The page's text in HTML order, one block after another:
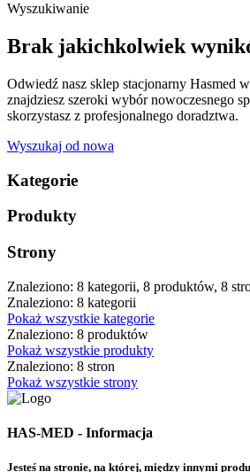
Wyszukiwanie
Brak jakichkolwiek
Odwiedź nasz sklep stacjonarny Hasmed
znajdziesz szeroki wybór nowoczesnego
skorzystasz z profesjonalnego doradztwa.
Wyszukaj od nowa
Kategorie
Produkty
Strony
Znaleziono: 8 kategorii, 8 produktów, 8
Znaleziono: 8 kategorii
Pokaż wszystkie kategorie
Znaleziono: 8 produktów
Pokaż wszystkie produkty
Znaleziono: 8 stron
Pokaż wszystkie strony
HAS-MED - Informacja
Jesteś na stronie, na której, między innymi